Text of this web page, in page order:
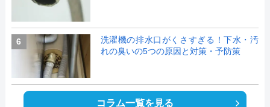
6
洗濯機の排水口がくさすぎる！下水・汚
れの臭いの5つの原因と対策・予防策
コラム一覧を見る